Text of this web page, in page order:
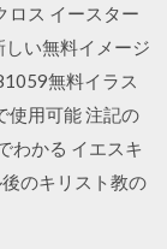
ロス イースター
しい無料イメージ
無料イラス
使用可能 注記の
わかる イエスキ
のキリスト教の